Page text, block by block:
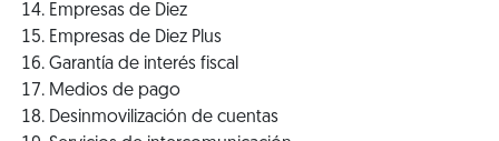
Empresas de Diez
Empresas de Diez Plus
Garantía de interés fiscal
Medios de pago
Desinmovilización de cuentas